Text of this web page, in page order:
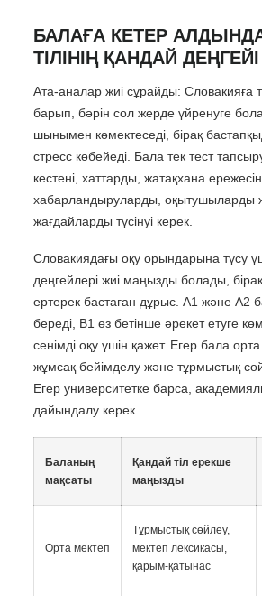
БАЛАҒА КЕТЕР
ТІЛІНІҢ ҚАНДАЙ
Ата-аналар жиі сұрайды: Словакияға
барып, бәрін сол жерде үйренуге
шынымен көмектеседі, бірақ
стресс көбейеді. Бала тек тест
кестені, хаттарды, жатақхана
хабарландыруларды, оқытушыларды
жағдайларды түсінуі керек.
Словакиядағы оқу орындарына түсу
деңгейлері жиі маңызды болады,
ертерек бастаған дұрыс. A1 және A2
береді, B1 өз бетінше әрекет етуге
сенімді оқу үшін қажет. Егер бала
жұмсақ бейімделу және тұрмыстық
Егер университетке барса,
дайындалу керек.
Баланың
мақсаты
Қандай тіл ерекше
маңызды
Орта мектеп
Тұрмыстық сөйлеу,
мектеп лексикасы,
қарым-қатынас